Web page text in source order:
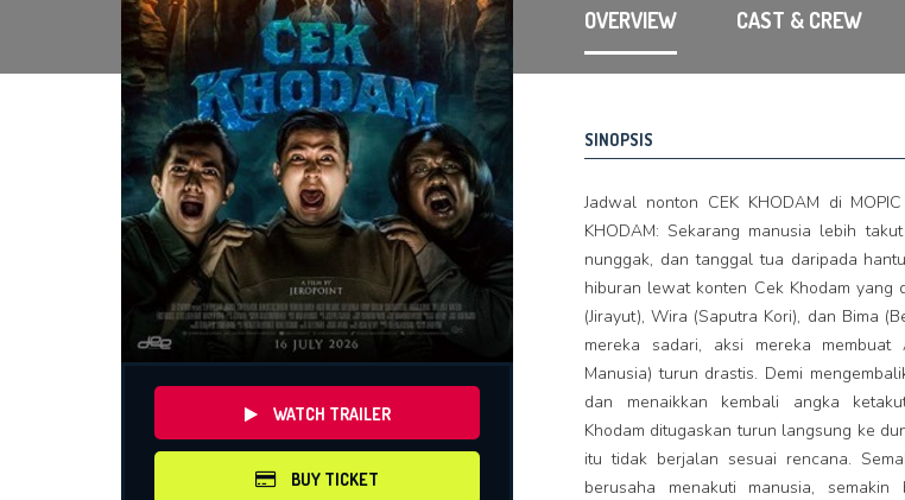
WATCH TRAILER
BUY TICKET
OVERVIEW CAST & CREW
SINOPSIS
Jadwal nonton CEK KHODAM di
KHODAM: Sekarang manusia lebih
nunggak, dan tanggal tua daripada
hiburan lewat konten Cek Khodam yang
(Jirayut), Wira (Saputra Kori), dan Bima
mereka sadari, aksi mereka membuat
Manusia) turun drastis. Demi
dan menaikkan kembali angka
Khodam ditugaskan turun langsung ke
itu tidak berjalan sesuai rencana.
berusaha menakuti manusia, semakin